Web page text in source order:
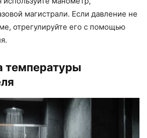
магистрали. Если давление не
отрегулируйте его с помощью
температуры